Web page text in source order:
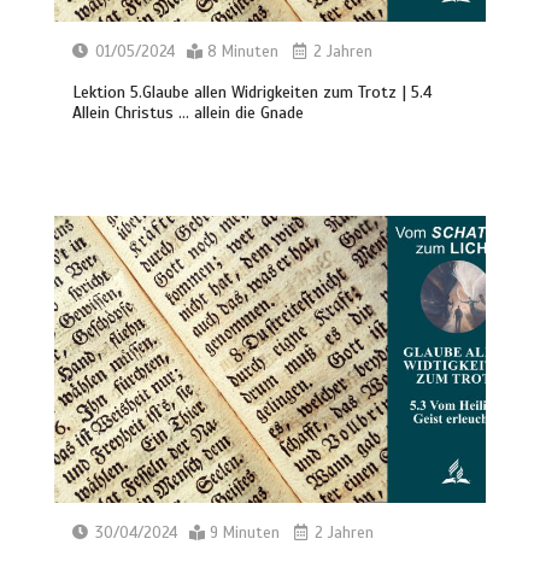
01/05/2024 8 Minuten 2 Jahren
Lektion 5.Glaube allen Widrigkeiten zum Trotz | 5.4
Allein Christus … allein die Gnade
30/04/2024 9 Minuten 2 Jahren